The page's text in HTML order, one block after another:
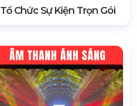
Tổ Chức Sự Kiện Trọn Gói